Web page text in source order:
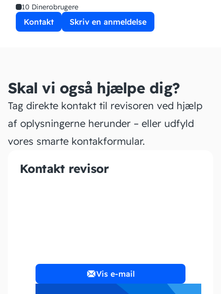
10 Dinerobrugere
Kontakt Skriv en anmeldelse
Skal vi også hjælpe dig?
Tag direkte kontakt til revisoren ved hjælp
af oplysningerne herunder – eller udfyld
vores smarte kontakformular.
Kontakt revisor
Vis e-mail